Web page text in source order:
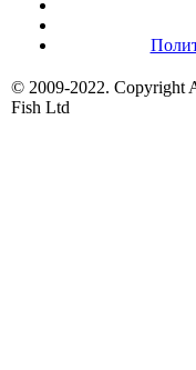
© 2009-2022. Copyright
Fish Ltd